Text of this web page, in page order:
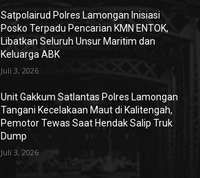
Satpolairud Polres Lamongan Inisiasi
Posko Terpadu Pencarian KMN ENTOK,
Libatkan Seluruh Unsur Maritim dan
Keluarga ABK
Juli 3, 2026
Unit Gakkum Satlantas Polres Lamongan
Tangani Kecelakaan Maut di Kalitengah,
Pemotor Tewas Saat Hendak Salip Truk
Dump
Juli 3, 2026